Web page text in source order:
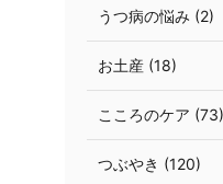
うつ病の悩み (2)
お土産 (18)
こころのケア (73)
つぶやき (120)